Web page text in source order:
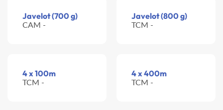
Javelot (700 g)
CAM -
Javelot (800 g)
TCM -
4 x 100m
TCM -
4 x 400m
TCM -